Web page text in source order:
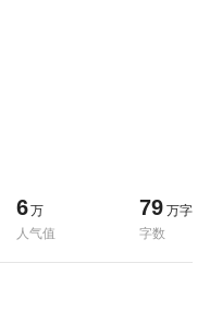
6万
人气值
79 万字
字数